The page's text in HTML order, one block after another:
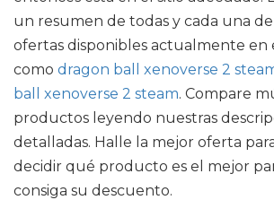
un resumen de todas y cada una
ofertas disponibles actualmente en
como dragon ball xenoverse 2
ball xenoverse 2 steam. Compare
productos leyendo nuestras
detalladas. Halle la mejor oferta
decidir qué producto es el mejor
consiga su descuento.